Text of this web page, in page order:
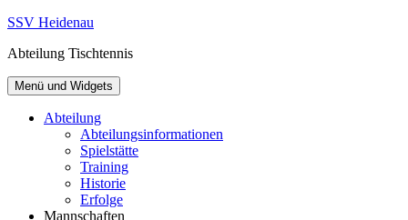
Zum
springen
SSV Heidenau
Abteilung Tischtennis
Menü und Widgets
Abteilung
Abteilungsinformationen
Spielstätte
Training
Historie
Erfolge
Mannschaften